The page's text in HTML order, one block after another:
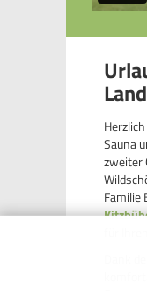
Sauna
zweiter
Familie